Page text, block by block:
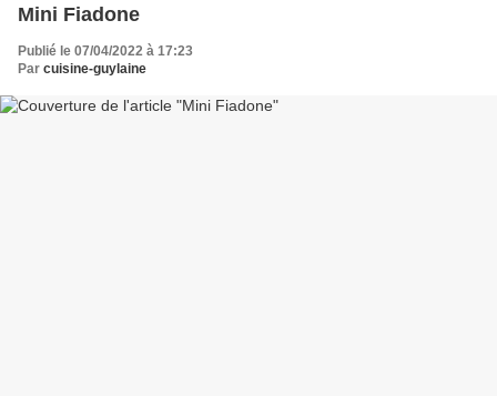
Mini Fiadone
Publié le 07/04/2022 à 17:23
Par cuisine-guylaine